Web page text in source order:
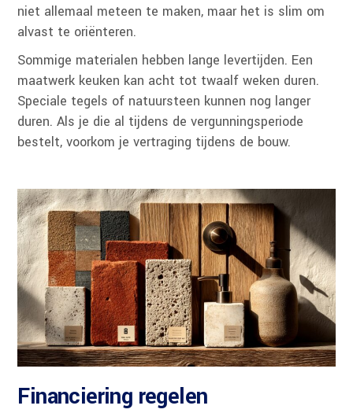
niet allemaal meteen te maken, maar het is slim om
alvast te oriënteren.
Sommige materialen hebben lange levertijden. Een
maatwerk keuken kan acht tot twaalf weken duren.
Speciale tegels of natuursteen kunnen nog langer
duren. Als je die al tijdens de vergunningsperiode
bestelt, voorkom je vertraging tijdens de bouw.
Financiering regelen